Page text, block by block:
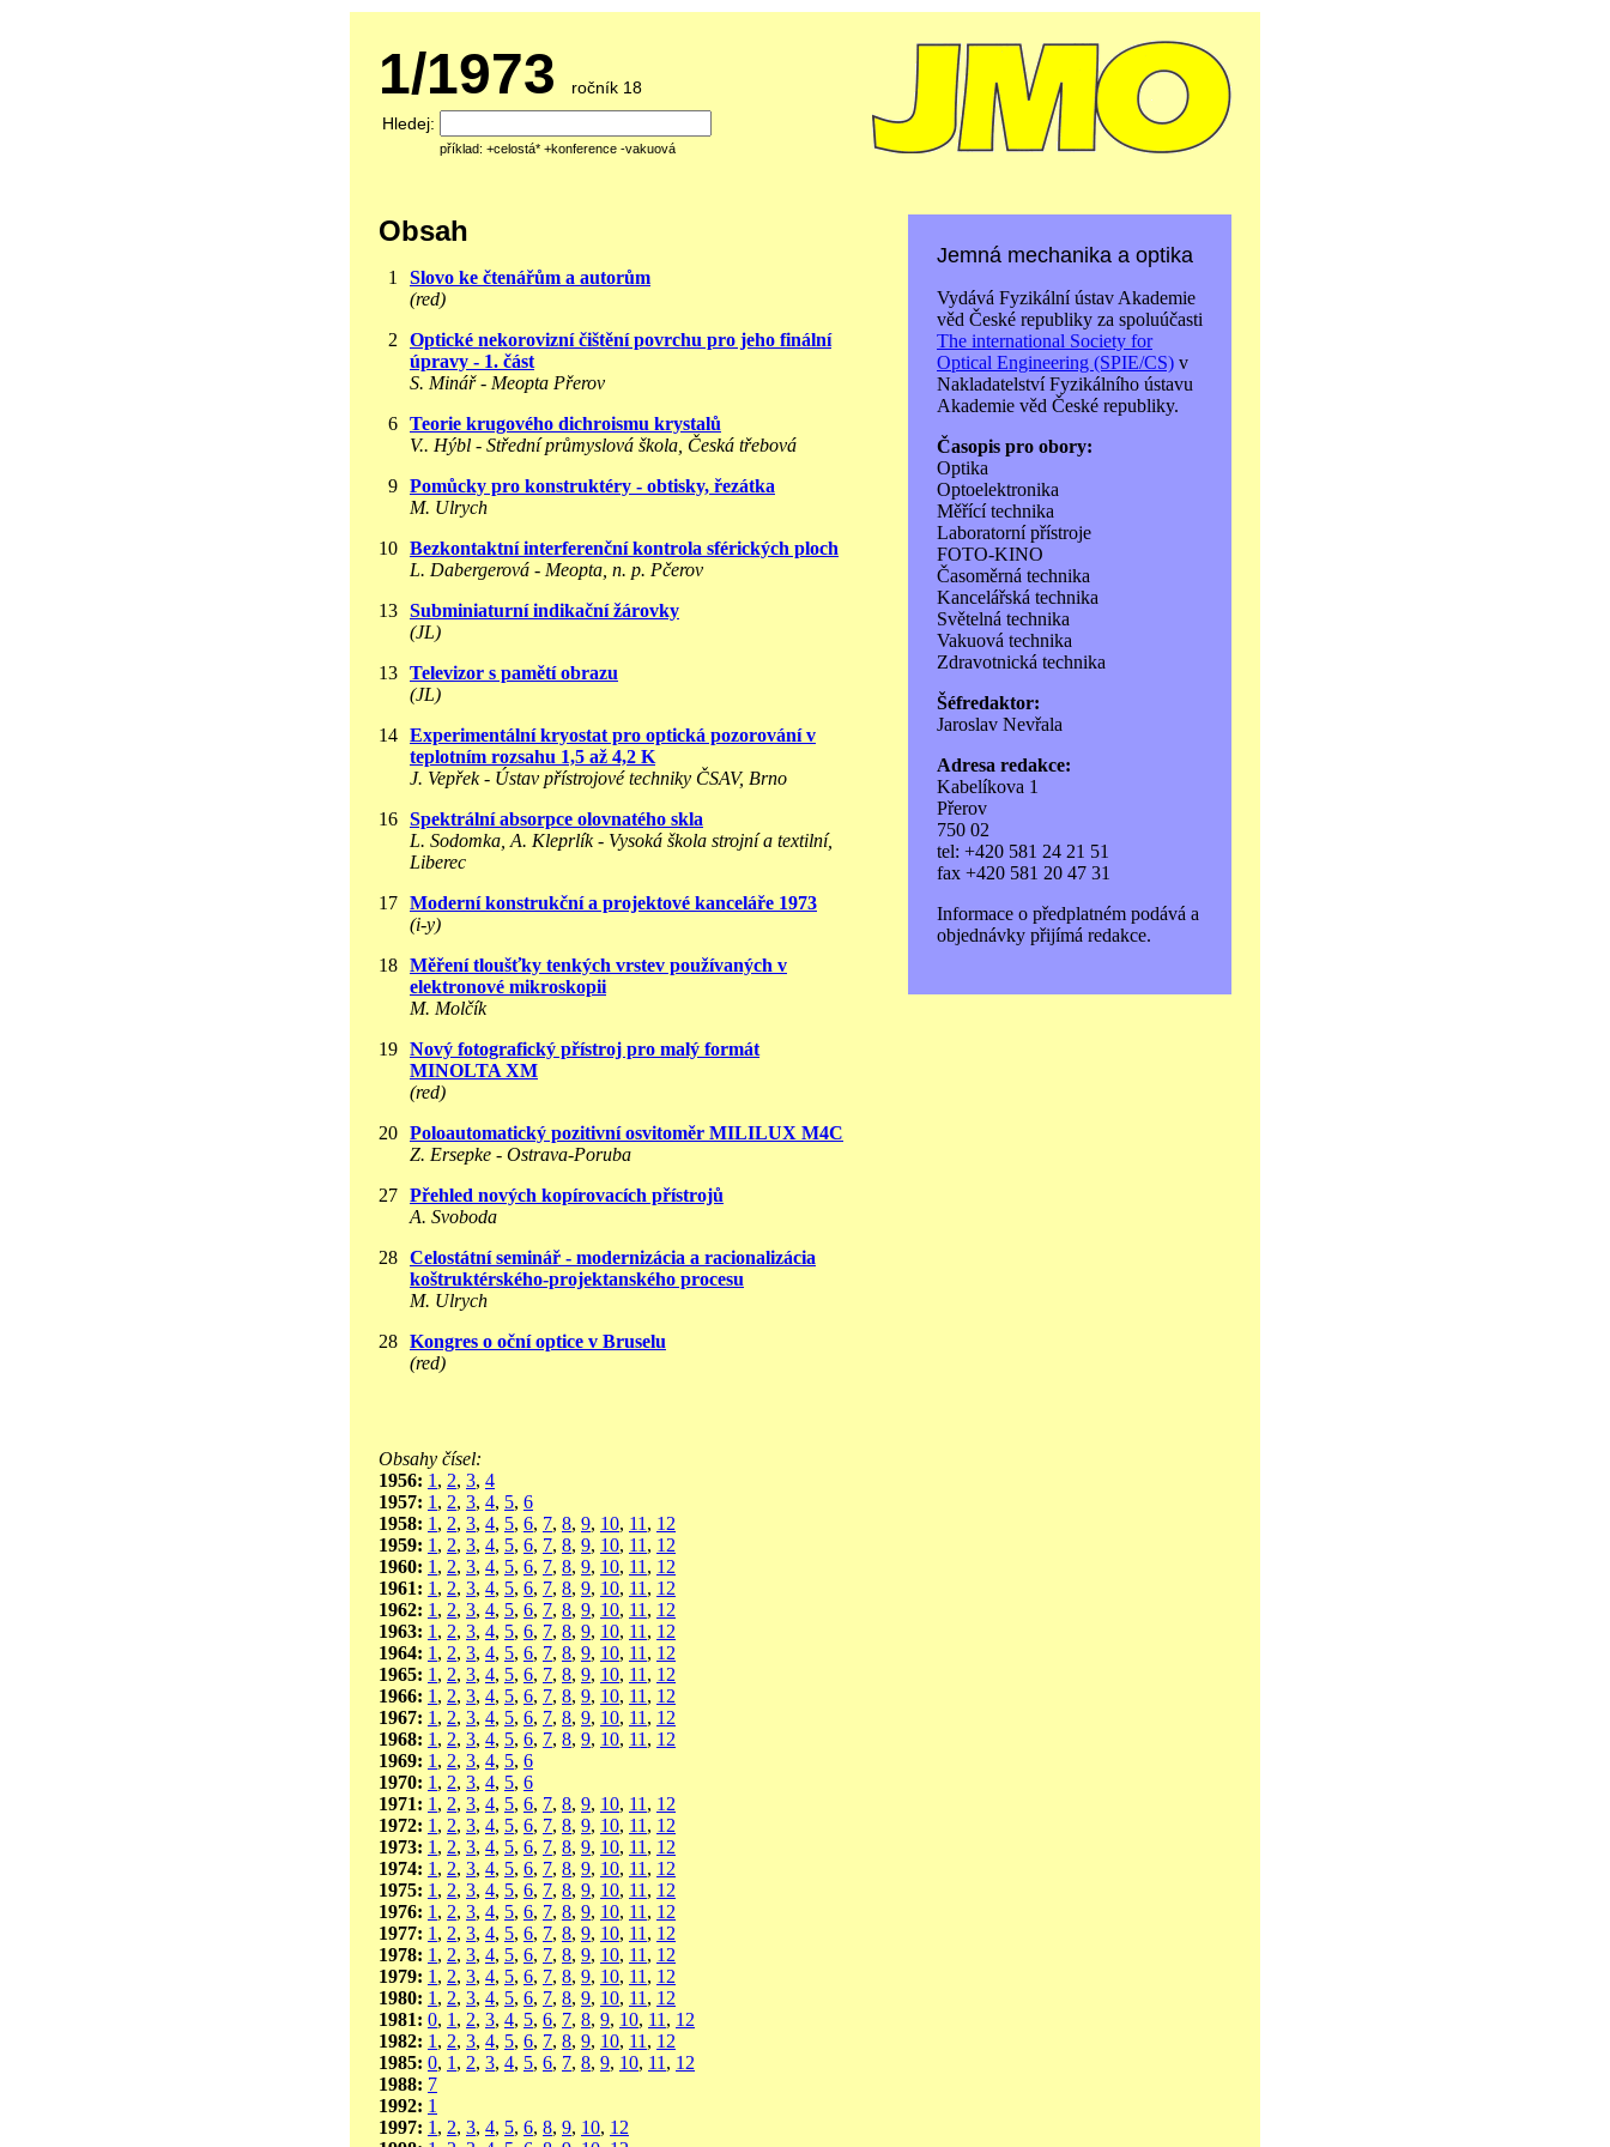
1/1973
ročník 18
Hledej:
příklad: +celostá* +konference -vakuová
Obsah
1
Slovo ke čtenářům a autorům
(red)
2
Optické nekorovizní čištění povrchu pro jeho finální
úpravy - 1. část
S. Minář - Meopta Přerov
6 Teorie krugového dichroismu krystalů
V.. Hýbl - Střední průmyslová škola, Česká třebová
9 Pomůcky pro konstruktéry - obtisky, řezátka
M. Ulrych
10 Bezkontaktní interferenční kontrola sférických ploch
L. Dabergerová - Meopta, n. p. Pčerov
13 Subminiaturní indikační žárovky
(JL)
13 Televizor s pamětí obrazu
(JL)
14 Experimentální kryostat pro optická pozorování v
teplotním rozsahu 1,5 až 4,2 K
J. Vepřek - Ústav přístrojové techniky ČSAV, Brno
16 Spektrální absorpce olovnatého skla
L. Sodomka, A. Kleprlík - Vysoká škola strojní a textilní,
Liberec
17 Moderní konstrukční a projektové kanceláře 1973
(i-y)
18 Měření tloušťky tenkých vrstev používaných v
elektronové mikroskopii
M. Molčík
19 Nový fotografický přístroj pro malý formát
MINOLTA XM
(red)
20 Poloautomatický pozitivní osvitoměr MILILUX M4C
Z. Ersepke - Ostrava-Poruba
27 Přehled nových kopírovacích přístrojů
A. Svoboda
28 Celostátní seminář - modernizácia a racionalizácia
koštruktérského-projektanského procesu
M. Ulrych
28 Kongres o oční optice v Bruselu
(red)
Jemná mechanika a optika
Vydává Fyzikální ústav Akademie
věd České republiky za spoluúčasti
The international Society for
Optical Engineering (SPIE/CS) v
Nakladatelství Fyzikálního ústavu
Akademie věd České republiky.
Časopis pro obory:
Optika
Optoelektronika
Měřící technika
Laboratorní přístroje
FOTO-KINO
Časoměrná technika
Kancelářská technika
Světelná technika
Vakuová technika
Zdravotnická technika
Šéfredaktor:
Jaroslav Nevřala
Adresa redakce:
Kabelíkova 1
Přerov
750 02
tel: +420 581 24 21 51
fax +420 581 20 47 31
Informace o předplatném podává a
objednávky přijímá redakce.
Obsahy čísel:
1956: 1 , 2, 3, 4
1957: 1 , 2, 3, 4, 5, 6
1958: 1 , 2, 3, 4, 5, 6, 7, 8, 9, 10, 11 , 12
1959: 1 , 2, 3, 4, 5, 6, 7, 8, 9, 10, 11 , 12
1960: 1 , 2, 3, 4, 5, 6, 7, 8, 9, 10, 11 , 12
1961: 1 , 2, 3, 4, 5, 6, 7, 8, 9, 10, 11 , 12
1962: 1 , 2, 3, 4, 5, 6, 7, 8, 9, 10, 11 , 12
1963: 1 , 2, 3, 4, 5, 6, 7, 8, 9, 10, 11 , 12
1964: 1 , 2, 3, 4, 5, 6, 7, 8, 9, 10, 11 , 12
1965: 1 , 2, 3, 4, 5, 6, 7, 8, 9, 10, 11 , 12
1966: 1 , 2, 3, 4, 5, 6, 7, 8, 9, 10, 11 , 12
1967: 1 , 2, 3, 4, 5, 6, 7, 8, 9, 10, 11 , 12
1968: 1 , 2, 3, 4, 5, 6, 7, 8, 9, 10, 11 , 12
1969: 1 , 2, 3, 4, 5, 6
1970: 1 , 2, 3, 4, 5, 6
1971: 1 , 2, 3, 4, 5, 6, 7, 8, 9, 10, 11 , 12
1972: 1 , 2, 3, 4, 5, 6, 7, 8, 9, 10, 11 , 12
1973: 1 , 2, 3, 4, 5, 6, 7, 8, 9, 10, 11 , 12
1974: 1 , 2, 3, 4, 5, 6, 7, 8, 9, 10, 11 , 12
1975: 1 , 2, 3, 4, 5, 6, 7, 8, 9, 10, 11 , 12
1976: 1 , 2, 3, 4, 5, 6, 7, 8, 9, 10, 11 , 12
1977: 1 , 2, 3, 4, 5, 6, 7, 8, 9, 10, 11 , 12
1978: 1 , 2, 3, 4, 5, 6, 7, 8, 9, 10, 11 , 12
1979: 1 , 2, 3, 4, 5, 6, 7, 8, 9, 10, 11 , 12
1980: 1 , 2, 3, 4, 5, 6, 7, 8, 9, 10, 11 , 12
1981: 0, 1 , 2, 3, 4, 5, 6, 7, 8, 9, 10, 11 , 12
1982: 1 , 2, 3, 4, 5, 6, 7, 8, 9, 10, 11 , 12
1985: 0, 1 , 2, 3, 4, 5, 6, 7, 8, 9, 10, 11 , 12
1988: 7
1992: 1
1997: 1 , 2, 3, 4, 5, 6, 8, 9, 10, 12